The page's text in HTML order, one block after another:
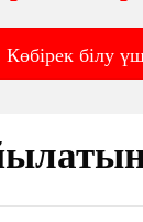
Көбірек білу